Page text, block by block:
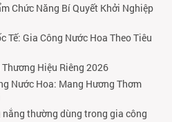
Chức Năng Bí Quyết Khởi Nghiệp
Tế: Gia Công Nước Hoa Theo Tiêu
Hiệu Riêng 2026
Nước Hoa: Mang Hương Thơm
thường dùng trong gia công